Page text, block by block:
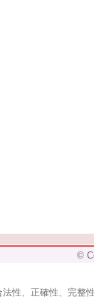
©
性、正確性、完整性